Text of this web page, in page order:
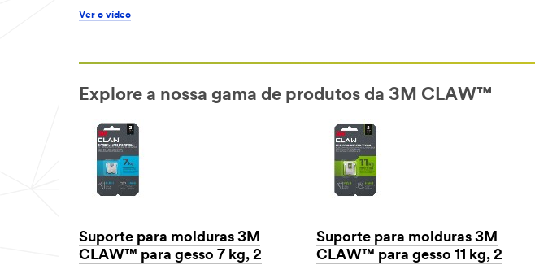
Ver o vídeo
Explore a nossa gama de produtos da 3M CLAW™
Suporte para molduras 3M
CLAW™ para gesso 7 kg, 2
Suporte para molduras 3M
CLAW™ para gesso 11 kg, 2